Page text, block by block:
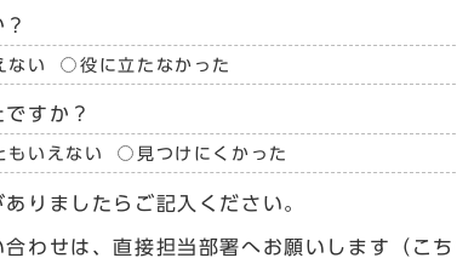
ない 役に立たなかった
すか？
もいえない 見つけにくかった
りましたらご記入ください。
合わせは、直接担当部署へお願いします（こ